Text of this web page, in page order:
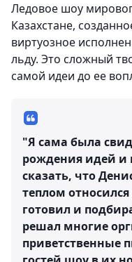
Ледовое шоу
Казахстане,
виртуозное
льду. Это сложный
самой идеи до ее
"Я сама была
рождения идей и
сказать, что
теплом
готовил и
решал многие
приветственные